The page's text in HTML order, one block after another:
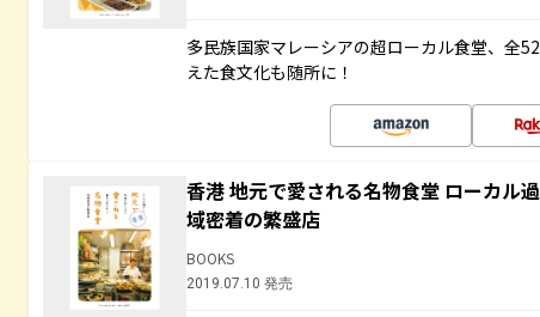
多民族国家マレーシアの超ローカル食堂、全
えた食文化も随所に！
香港 地元で愛される名物食堂 ローカル
域密着の繁盛店
BOOKS
2019.07.10 発売